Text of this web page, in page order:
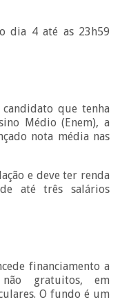
dia 4 até as 23h59
candidato que tenha
Médio (Enem), a
nota média nas
e deve ter renda
até três salários
financiamento a
gratuitos, em
O fundo é um